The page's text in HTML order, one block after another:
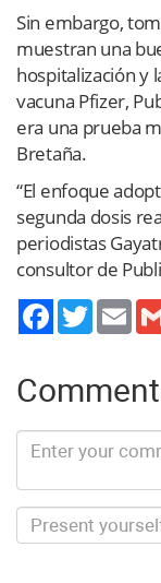
Sin embargo,
muestran una
hospitalización y
vacuna Pfizer,
era una prueba
Bretaña.
“El enfoque
segunda dosis
periodistas
consultor de
Twitter